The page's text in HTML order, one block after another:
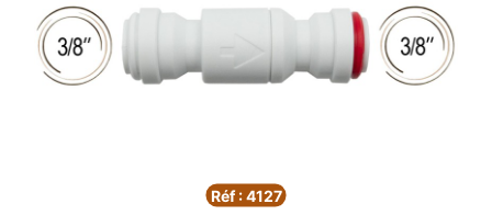
Réf : 4127